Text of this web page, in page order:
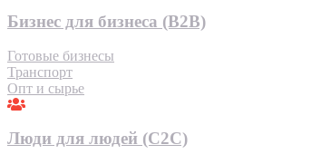
Бизнес для бизнеса (B2B)
Готовые бизнесы
Транспорт
Опт и сырье
Люди для людей (С2С)